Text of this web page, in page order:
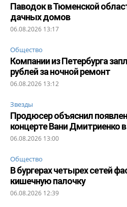
Паводок в Тюменской
дачных домов
06.08.2026 13:17
Общество
Компании из Петербурга
рублей за ночной ремонт
06.08.2026 13:12
Звезды
Продюсер объяснил
концерте Вани Дмитриенко
06.08.2026 13:00
Общество
В бургерах четырех сетей
кишечную палочку
06.08.2026 12:39